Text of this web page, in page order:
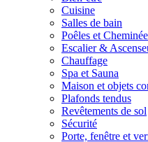
Cuisine
Salles de bain
Poêles et
Escalier &
Chauffage
Spa et Sauna
Maison et objets
Plafonds tendus
Revêtements de sol
Sécurité
Porte, fenêtre et